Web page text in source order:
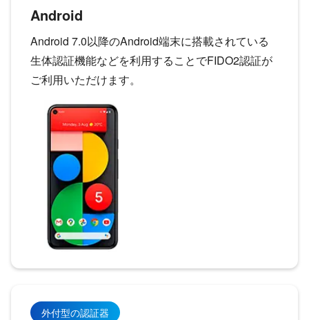
Android
Android 7.0以降のAndroid端末に搭載されている
生体認証機能などを利用することでFIDO2認証が
ご利用いただけます。
外付型の認証器